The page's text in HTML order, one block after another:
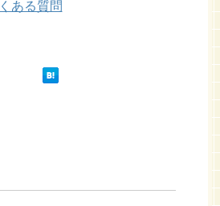
くある質問